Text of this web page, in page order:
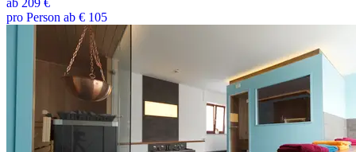
ab 209 €
pro Person ab € 105